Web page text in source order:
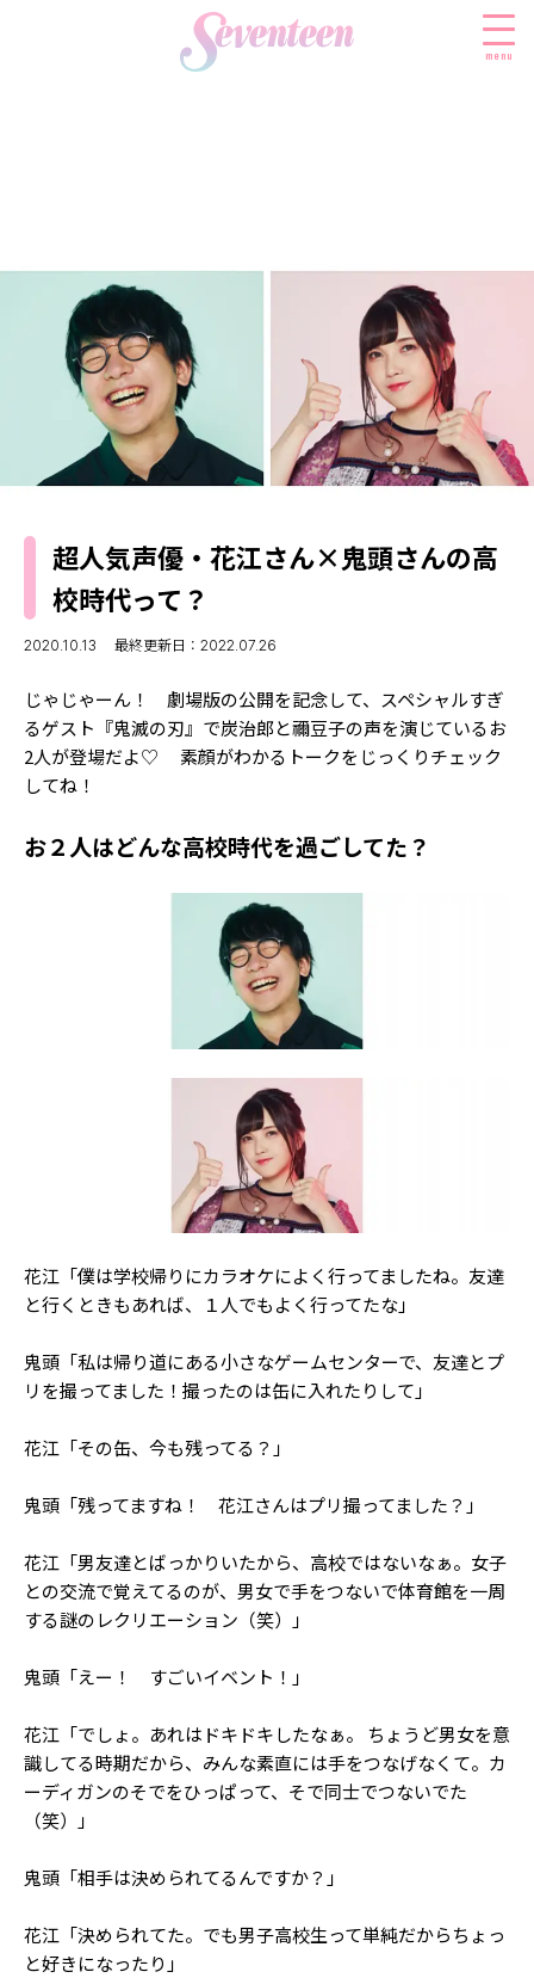
menu
ファッションニュース
モデル私服
着回し
着痩せ
BEAUTY
ビューティニュース
トレンドメイク
ベストコスメ
ヘアアレンジ・ヘアケア
スキンケア
SCHOOL
スクールニュース
制服コーデ
学校ヘアメイク
勉強・受験・進路
ENTERTAINMENT
エンタメニュース
なにわ男子
LIFESTYLE
ライフスタイルニュース
モデルの購入品
おでかけ
JK TREND
MODELS
MODEL'S BLOG
TikTok
Instagram
YouTube
FORTUNE
MISS SEVENTEEN
MAGAZINE
INFORMATION
について
Follow us
ST member
超人気声優・花江さん×鬼頭さんの高
校時代って？
2020.10.13 最終更新日：2022.07.26
じゃじゃーん！ 劇場版の公開を記念して、スペシャルすぎ
るゲスト『鬼滅の刃』で炭治郎と禰豆子の声を演じているお
2人が登場だよ♡ 素顔がわかるトークをじっくりチェック
してね！
お２人はどんな高校時代を過ごしてた？
花江「僕は学校帰りにカラオケによく行ってましたね。友達
と行くときもあれば、１人でもよく行ってたな」
鬼頭「私は帰り道にある小さなゲームセンターで、友達とプ
リを撮ってました！撮ったのは缶に入れたりして」
花江「その缶、今も残ってる？」
鬼頭「残ってますね！ 花江さんはプリ撮ってました？」
花江「男友達とばっかりいたから、高校ではないなぁ。女子
との交流で覚えてるのが、男女で手をつないで体育館を一周
する謎のレクリエーション（笑）」
鬼頭「えー！ すごいイベント！」
花江「でしょ。あれはドキドキしたなぁ。 ちょうど男女を意
識してる時期だから、みんな素直には手をつなげなくて。カ
ーディガンのそでをひっぱって、そで同士でつないでた
（笑）」
鬼頭「相手は決められてるんですか？」
花江「決められてた。でも男子高校生って単純だからちょっ
と好きになったり」